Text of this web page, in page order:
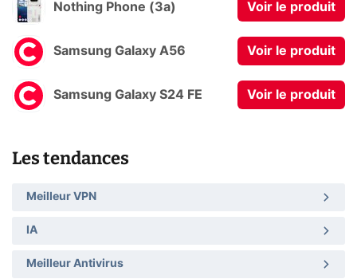
Nothing Phone (3a) Voir le produit
Samsung Galaxy A56 Voir le produit
Samsung Galaxy S24 FE Voir le produit
Les tendances
Meilleur VPN
IA
Meilleur Antivirus